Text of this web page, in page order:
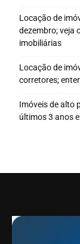
Locação de
dezembro; veja
imobiliárias
Locação de
corretores;
Imóveis de alto
últimos 3 anos